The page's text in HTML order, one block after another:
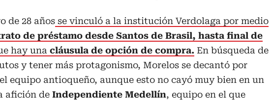
de 28 años se vinculó a la institución Verdolaga por medio
de préstamo desde Santos de Brasil, hasta final de
hay una cláusula de opción de compra. En búsqueda de
y tener más protagonismo, Morelos se decantó por
equipo antioqueño, aunque esto no cayó muy bien en un
afición de Independiente Medellín, equipo en el que